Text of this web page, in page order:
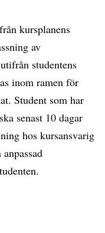
kursplanens
av
studentens
inom ramen för
Student som har
senast 10 dagar
hos kursansvarig